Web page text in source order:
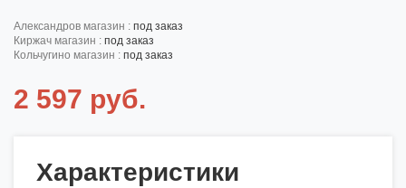
александров магазин : под заказ
киржач магазин : под заказ
кольчугино магазин : под заказ
2 597 руб.
Характеристики